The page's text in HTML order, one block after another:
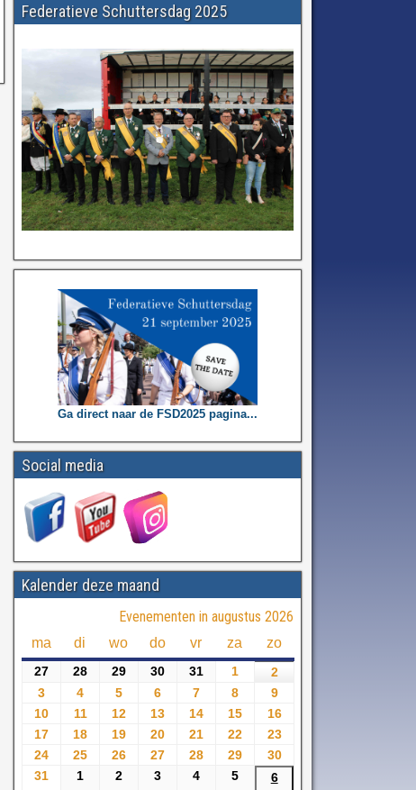
Federatieve Schuttersdag 2025
Ga direct naar de FSD2025 pagina...
Social media
Kalender deze maand
Evenementen in augustus 2026
ma di wo do vr za zo
27 28 29 30 31 1
2
3
4 5 6 7 8
9
10
11 12 13 14 15
16
17
18 19 20 21 22
23
24
25 26 27 28 29
30
31
1 2 3 4 5 6